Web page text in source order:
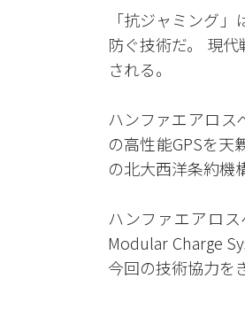
「抗ジャミング
防ぐ技術だ。 現
される。
ハンファエアロス
の高性能GPSを天
の北大西洋条約機
ハンファエアロ
Modular Charge
今回の技術協力を